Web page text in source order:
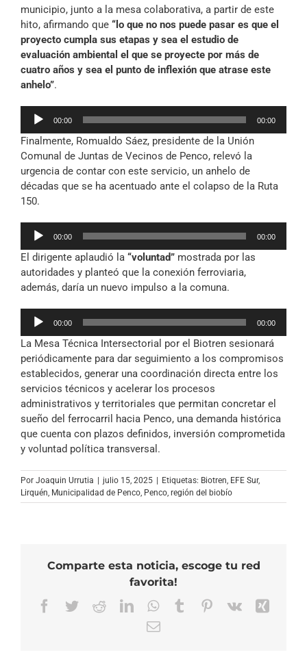
municipio, junto a la mesa colaborativa, a partir de este
hito, afirmando que “lo que no nos puede pasar es que el
proyecto cumpla sus etapas y sea el estudio de
evaluación ambiental el que se proyecte por más de
cuatro años y sea el punto de inflexión que atrase este
anhelo”.
Reproductor
audio
00:00 00:00
Finalmente, Romualdo Sáez, presidente de la Unión
Comunal de Juntas de Vecinos de Penco, relevó la
urgencia de contar con este servicio, un anhelo de
décadas que se ha acentuado ante el colapso de la Ruta
150.
Reproductor
audio
00:00 00:00
El dirigente aplaudió la “voluntad” mostrada por las
autoridades y planteó que la conexión ferroviaria,
además, daría un nuevo impulso a la comuna.
Reproductor
audio
00:00 00:00
La Mesa Técnica Intersectorial por el Biotren sesionará
periódicamente para dar seguimiento a los compromisos
establecidos, generar una coordinación directa entre los
servicios técnicos y acelerar los procesos
administrativos y territoriales que permitan concretar el
sueño del ferrocarril hacia Penco, una demanda histórica
que cuenta con plazos definidos, inversión comprometida
y voluntad política transversal.
Por Joaquin Urrutia julio 15, 2025 Etiquetas: Biotren, EFE Sur,
Lirquén, Municipalidad de Penco, Penco, región del biobío
Comparte esta noticia, escoge tu red
favorita!
Facebook
TwitterRedditLinkedInWhatsApp
TumblrPinterest
Vk
Correo